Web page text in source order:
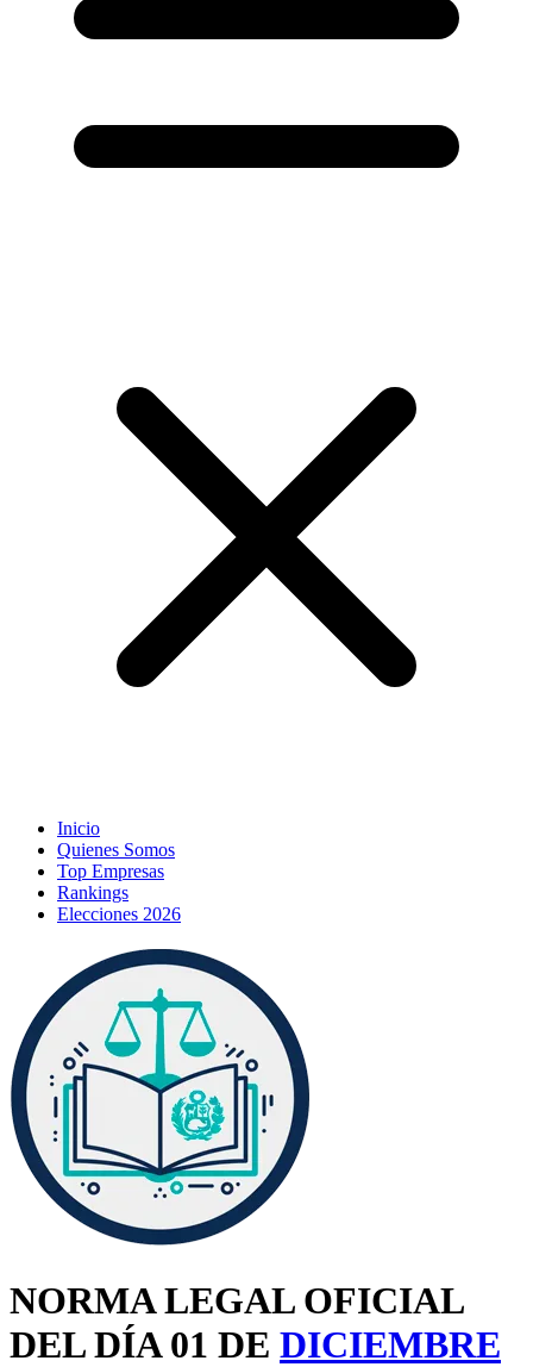
Inicio
Quienes Somos
Top Empresas
Rankings
Elecciones 2026
NORMA LEGAL OFICIAL
DEL DÍA 01 DE DICIEMBRE